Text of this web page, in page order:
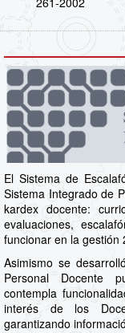
El Sistema de
Sistema Integrado de
kardex docente:
evaluaciones,
funcionar en la gestión
Asimismo se
Personal Docente
contempla
interés de los
garantizando